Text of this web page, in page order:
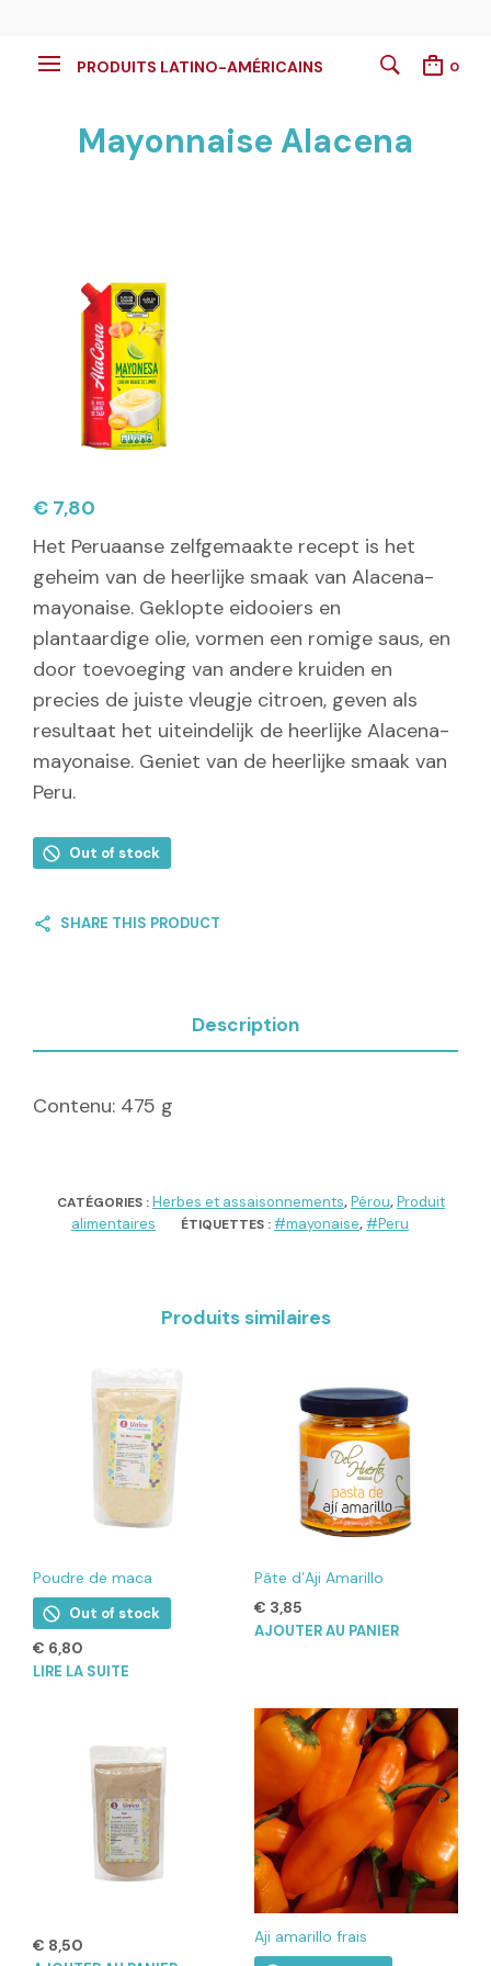
PRODUITS LATINO-AMÉRICAINS 0
Mayonnaise Alacena
€ 7,80
Het Peruaanse zelfgemaakte recept is het
geheim van de heerlijke smaak van Alacena-
mayonaise. Geklopte eidooiers en
plantaardige olie, vormen een romige saus, en
door toevoeging van andere kruiden en
precies de juiste vleugje citroen, geven als
resultaat het uiteindelijk de heerlijke Alacena-
mayonaise. Geniet van de heerlijke smaak van
Peru.
Out of stock
SHARE THIS PRODUCT
Description
Contenu: 475 g
CATÉGORIES :Herbes et assaisonnements,Pérou,Produit
alimentaires
ÉTIQUETTES : #mayonaise, #Peru
Produits similaires
Poudre de maca
Out of stock
€ 6,80
LIRE LA SUITE
Pâte d’Aji Amarillo
€ 3,85
AJOUTER AU PANIER
€ 8,50 Aji amarillo frais